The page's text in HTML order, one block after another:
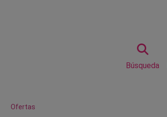
Búsqueda
Ofertas